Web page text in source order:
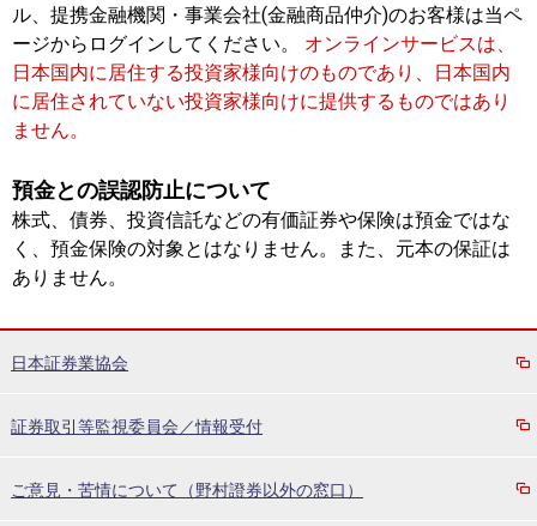
ル、提携金融機関・事業会社(金融商品仲介)のお客様は当ペ
ージからログインしてください。 オンラインサービスは、
日本国内に居住する投資家様向けのものであり、日本国内
に居住されていない投資家様向けに提供するものではあり
ません。
預金との誤認防止について
株式、債券、投資信託などの有価証券や保険は預金ではな
く、預金保険の対象とはなりません。また、元本の保証は
ありません。
日本証券業協会
証券取引等監視委員会／情報受付
ご意見・苦情について（野村證券以外の窓口）